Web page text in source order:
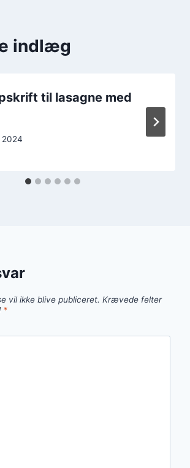
indlæg
til lasagne med
2024
vil ikke blive publiceret. Krævede felter
*